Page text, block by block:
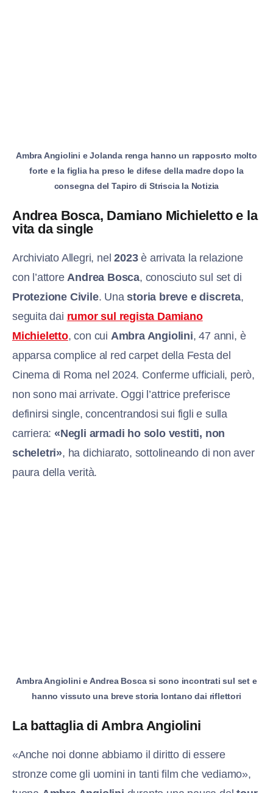
Ambra Angiolini e Jolanda renga hanno un rapposrto molto
forte e la figlia ha preso le difese della madre dopo la
consegna del Tapiro di Striscia la Notizia
Andrea Bosca, Damiano Michieletto e la
vita da single
Archiviato Allegri, nel2023è arrivata la relazione
con l’attore Andrea Bosca, conosciuto sul set di
Protezione Civile. Unastoria breve e discreta,
seguita dai rumor sul regista Damiano
Michieletto, con cui Ambra Angiolini, 47 anni, è
apparsa complice al red carpet della Festa del
Cinema di Roma nel 2024. Conferme ufficiali, però,
non sono mai arrivate. Oggi l’attrice preferisce
definirsi single, concentrandosi sui figli e sulla
carriera: «Negli armadi ho solo vestiti, non
scheletri», ha dichiarato, sottolineando di non aver
paura della verità.
Ambra Angiolini e Andrea Bosca si sono incontrati sul set e
hanno vissuto una breve storia lontano dai riflettori
La battaglia di Ambra Angiolini
«Anche noi donne abbiamo il diritto di essere
stronze come gli uomini in tanti film che vediamo»,